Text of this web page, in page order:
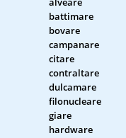
battimare
bovare
campanare
citare
contraltare
dulcamare
filonucleare
giare
hardware